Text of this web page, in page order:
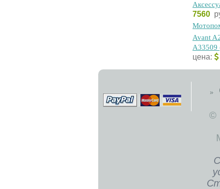
7560
Avant
A33509
цена:
©